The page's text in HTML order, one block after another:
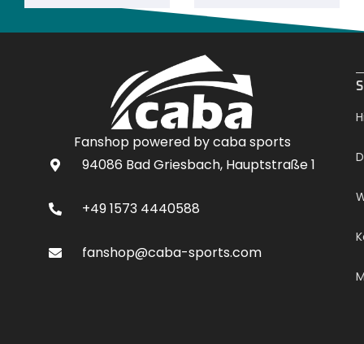
Fanshop powered by caba sports
94086 Bad Griesbach, Hauptstraße 1
+49 1573 4440588
fanshop@caba-sports.com